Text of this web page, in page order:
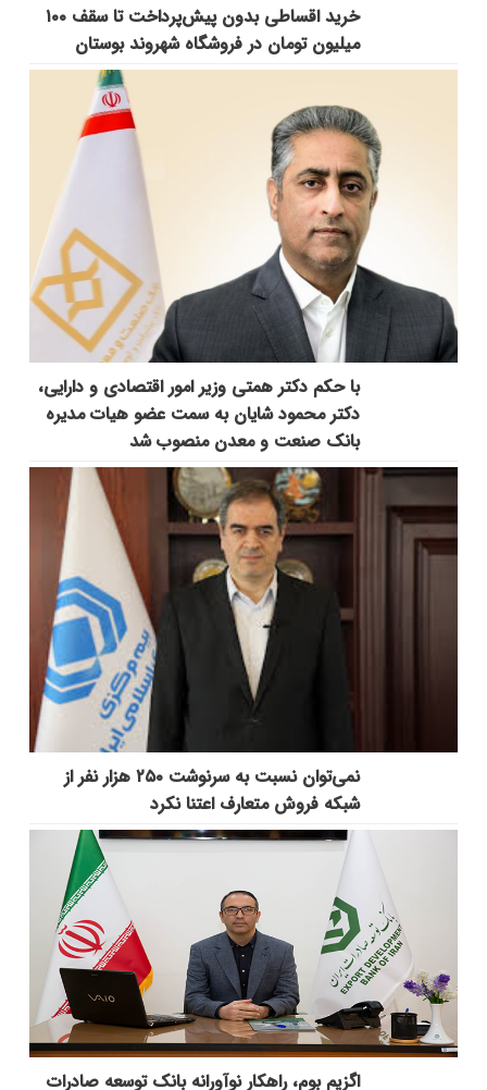
خرید اقساطی بدون پیش‌پرداخت تا سقف ۱۰۰
میلیون تومان در فروشگاه شهروند بوستان
با حکم دکتر همتی وزیر امور اقتصادی و دارایی،
دکتر محمود شایان به سمت عضو هیات مدیره
بانک صنعت و معدن منصوب شد
نمی‌توان نسبت به سرنوشت ۲۵۰ هزار نفر از
شبکه فروش متعارف اعتنا نکرد
اگزیم بوم، راهکار نوآورانه بانک توسعه صادرات